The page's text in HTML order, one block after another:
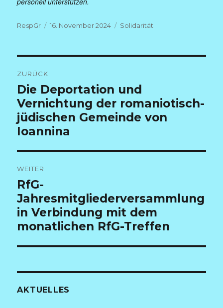
Autor
RespGr
Veröffentlicht
16. November 2024 Kategorien
Solidarität
ZURÜCK
Vorheriger
Beitrag:
Die Deportation und
Vernichtung der romaniotisch-
jüdischen Gemeinde von
Ioannina
WEITER
Nächster
Beitrag:
RfG-
Jahresmitgliederversammlung
in Verbindung mit dem
monatlichen RfG-Treffen
AKTUELLES